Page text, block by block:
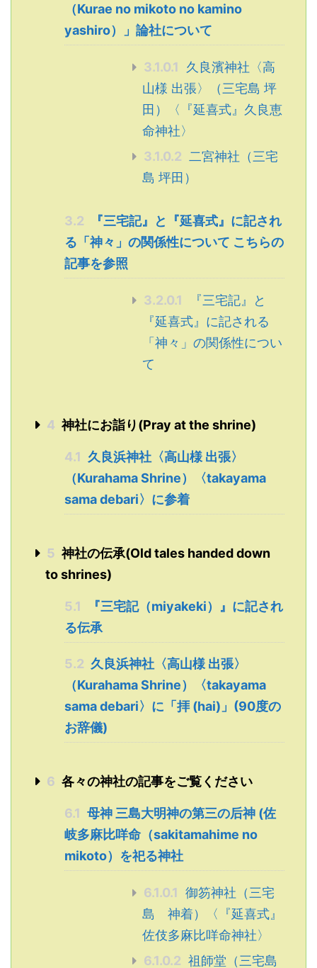
（Kurae no mikoto no kamino
yashiro）」論社について
3.1.0.1
久良濱神社〈高
山様 出張〉（三宅島 坪
田）〈『延喜式』久良恵
命神社〉
3.1.0.2
二宮神社（三宅
島 坪田）
3.2
『三宅記』と『延喜式』に記され
る「神々」の関係性について こちらの
記事を参照
3.2.0.1
『三宅記』と
『延喜式』に記される
「神々」の関係性につい
て
4 神社にお詣り(Pray at the shrine)
4.1 久良浜神社〈高山様 出張〉
（Kurahama Shrine）〈takayama
sama debari〉に参着
5 神社の伝承(Old tales handed down
to shrines)
5.1
『三宅記（miyakeki）』に記され
る伝承
5.2 久良浜神社〈高山様 出張〉
（Kurahama Shrine）〈takayama
sama debari〉に「拝 (hai)」(90度の
お辞儀)
6 各々の神社の記事をご覧ください
6.1 母神 三島大明神の第三の后神 (佐
岐多麻比咩命（sakitamahime no
mikoto）を祀る神社
6.1.0.1 御笏神社（三宅
島 神着）〈『延喜式』
佐伎多麻比咩命神社〉
6.1.0.2 祖師堂（三宅島